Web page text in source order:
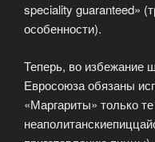
speciality guaranteed»
особенности).
Теперь, во избежание
Евросоюза обязаны
«Маргариты» только